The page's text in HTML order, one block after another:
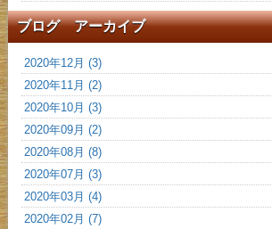
ブログ アーカイブ
2020年12月 (3)
2020年11月 (2)
2020年10月 (3)
2020年09月 (2)
2020年08月 (8)
2020年07月 (3)
2020年03月 (4)
2020年02月 (7)